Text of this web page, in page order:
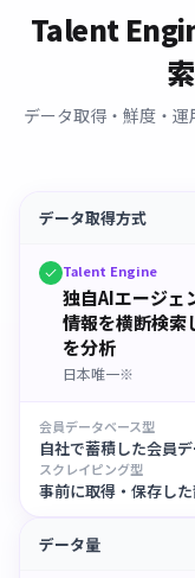
Talent
データ取得・鮮度・
データ取得方式
Talent Engine
独自AIエージェ
情報を横断検索
を分析
日本唯一※
会員データベース型
自社で蓄積した会員
スクレイピング型
事前に取得・保存し
データ量